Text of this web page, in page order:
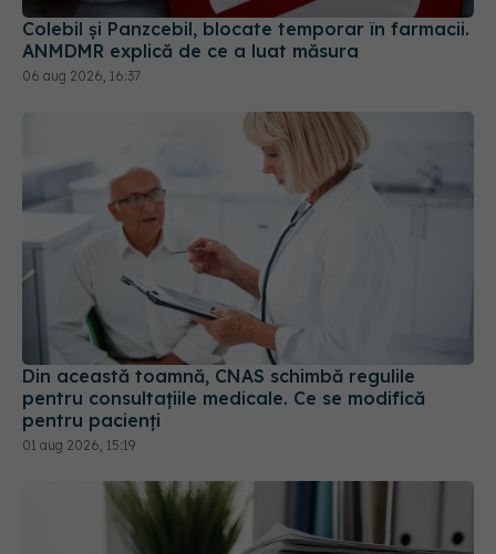
Din această toamnă, CNAS schimbă regulile
pentru consultațiile medicale. Ce se modifică
pentru pacienți
01 aug 2026, 15:19